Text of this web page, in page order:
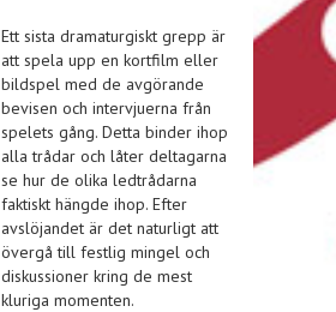
Ett sista dramaturgiskt grepp är
att spela upp en kortfilm eller
bildspel med de avgörande
bevisen och intervjuerna från
spelets gång. Detta binder ihop
alla trådar och låter deltagarna
se hur de olika ledtrådarna
faktiskt hängde ihop. Efter
avslöjandet är det naturligt att
övergå till festlig mingel och
diskussioner kring de mest
kluriga momenten.